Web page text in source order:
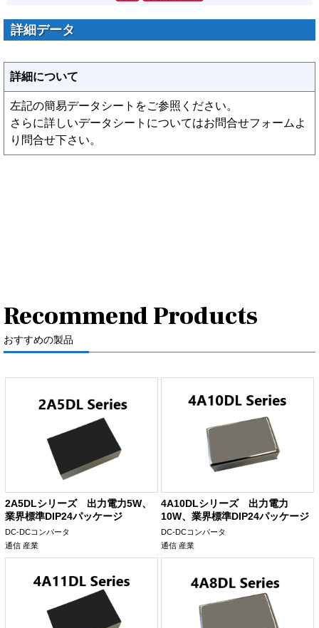
詳細データ
詳細について
左記の簡易データシートをご参照ください。
さらに詳しいデータシートについてはお問合せフォームよ
り問合せ下さい。
Recommend Products
おすすめの製品
2A5DLシリーズ 出力電力5W、
業界標準DIP24パッケージ
DC-DCコンバータ
通信 産業
4A10DLシリーズ 出力電力
10W、業界標準DIP24パッケージ
DC-DCコンバータ
通信 産業